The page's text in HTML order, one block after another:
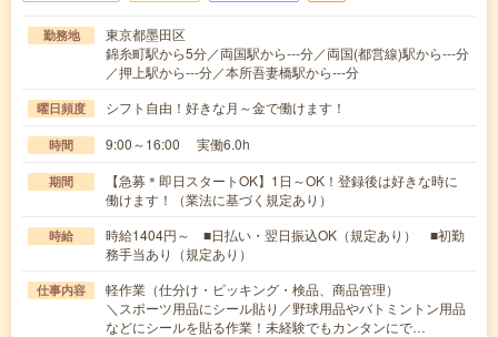
勤務地
東京都墨田区
錦糸町駅から5分／両国駅から---分／両国(都営線)駅から---分
／押上駅から---分／本所吾妻橋駅から---分
曜日頻度 シフト自由！好きな月～金で働けます！
時間 9:00～16:00 実働6.0h
期間
【急募＊即日スタートOK】1日～OK！登録後は好きな時に
働けます！（業法に基づく規定あり）
時給
時給1404円～ ■日払い・翌日振込OK（規定あり） ■初勤
務手当あり（規定あり）
仕事内容
軽作業（仕分け・ピッキング・検品、商品管理）
＼スポーツ用品にシール貼り／野球用品やバトミントン用品
などにシールを貼る作業！未経験でもカンタンにで…